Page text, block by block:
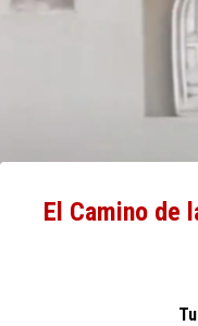
El Camino de